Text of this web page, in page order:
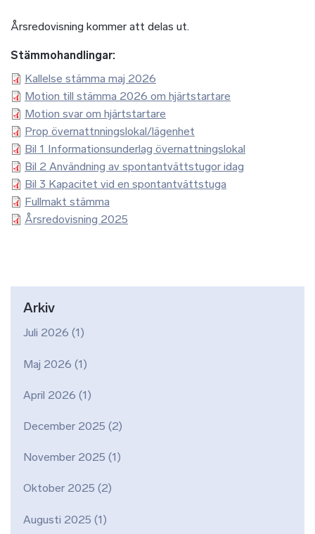
Årsredovisning kommer att delas ut.
Stämmohandlingar:
Kallelse stämma maj 2026
Motion till stämma 2026 om hjärtstartare
Motion svar om hjärtstartare
Prop övernattnningslokal/lägenhet
Bil 1 Informationsunderlag övernattningslokal
Bil 2 Användning av spontantvättstugor idag
Bil 3 Kapacitet vid en spontantvättstuga
Fullmakt stämma
Årsredovisning 2025
Arkiv
Juli 2026 (1)
Maj 2026 (1)
April 2026 (1)
December 2025 (2)
November 2025 (1)
Oktober 2025 (2)
Augusti 2025 (1)